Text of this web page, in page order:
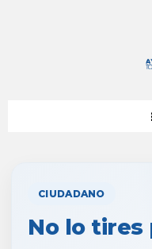
CIUDADANO
No lo tires